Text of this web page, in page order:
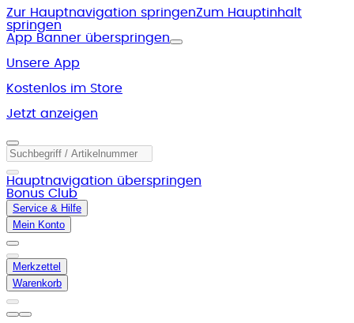
Zur Hauptnavigation springenZum Hauptinhalt
springen
App Banner überspringen
Unsere App
Kostenlos im Store
Jetzt anzeigen
Hauptnavigation überspringen
Bonus Club
Service & Hilfe
Mein Konto
Merkzettel
Warenkorb